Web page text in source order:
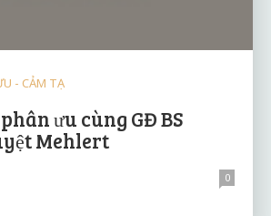
- CẢM TẠ
ưu cùng GĐ BS
Mehlert
0